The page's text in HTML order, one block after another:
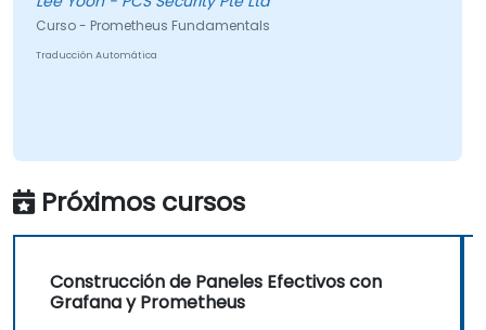
Curso - Prometheus Fundamentals
Traducción Automática
Próximos cursos
Construcción de Paneles Efectivos con
Grafana y Prometheus